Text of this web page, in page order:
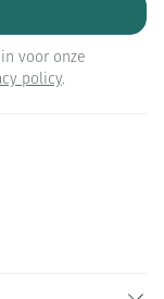
voor onze
policy.